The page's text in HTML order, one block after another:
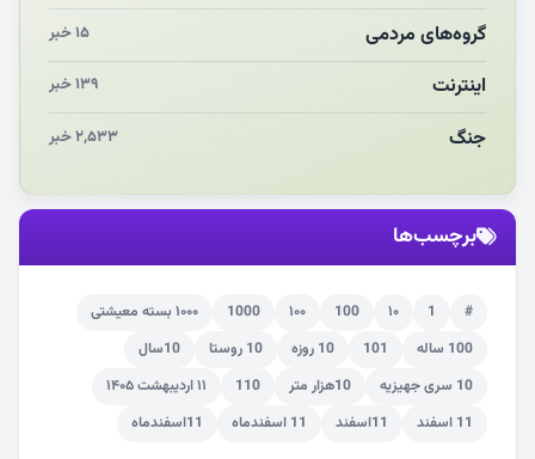
چو‌ن‌وچرا در «علی‌الاصول» یا انتظار برای تحقق شروط
گروه‌های مردمی ۱۵ خبر
اینترنت ۱۳۹ خبر
جنگ ۲,۵۳۳ خبر
برچسب‌ها
#
1 ۱۰ 100 ۱۰۰ 1000
۱۰۰۰ بسته معیشتی
100 ساله
101 10 روزه 10 روستا
10سال
10 سری جهیزیه
10هزار متر 110
۱۱ اردیبهشت ۱۴۰۵
11 اسفند
11اسفند 11 اسفندماه 11اسفندماه